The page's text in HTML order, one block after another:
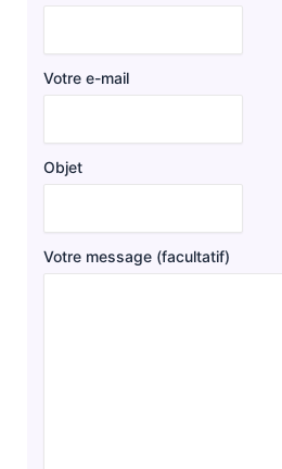
Votre e-mail
Objet
Votre message (facultatif)